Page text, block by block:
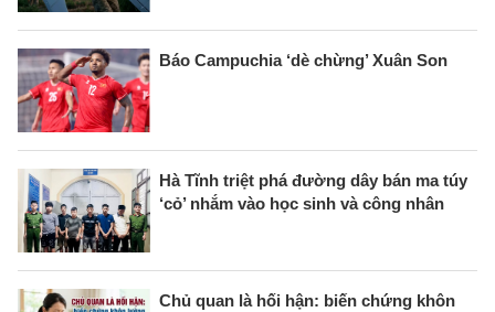
Báo Campuchia ‘dè chừng’ Xuân Son
Hà Tĩnh triệt phá đường dây bán ma túy
‘cỏ’ nhắm vào học sinh và công nhân
Chủ quan là hối hận: biến chứng khôn